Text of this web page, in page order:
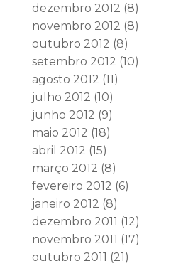
dezembro 2012 (8)
novembro 2012 (8)
outubro 2012 (8)
setembro 2012 (10)
agosto 2012 (11)
julho 2012 (10)
junho 2012 (9)
maio 2012 (18)
abril 2012 (15)
março 2012 (8)
fevereiro 2012 (6)
janeiro 2012 (8)
dezembro 2011 (12)
novembro 2011 (17)
outubro 2011 (21)